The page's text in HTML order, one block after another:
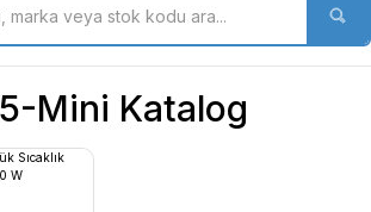
Mini Katalog